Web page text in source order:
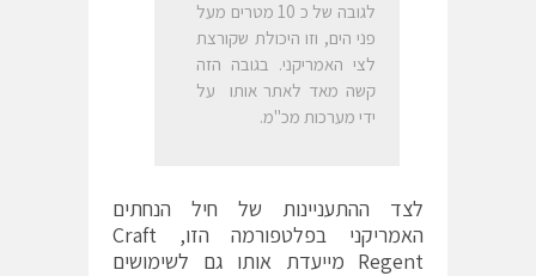
לגובה של כ 10 מטרים מעל
פני הים, וזו היכולת שקורצת
לצי האמריקני. בגובה הזה
קשה מאד לאתר אותו על
ידי מערכות מכ"מ.
לצד ההתעניינות של חיל הנחתים
האמריקני בפלטפורמה הזו, Craft
Regent מייעדת אותו גם לשימושים